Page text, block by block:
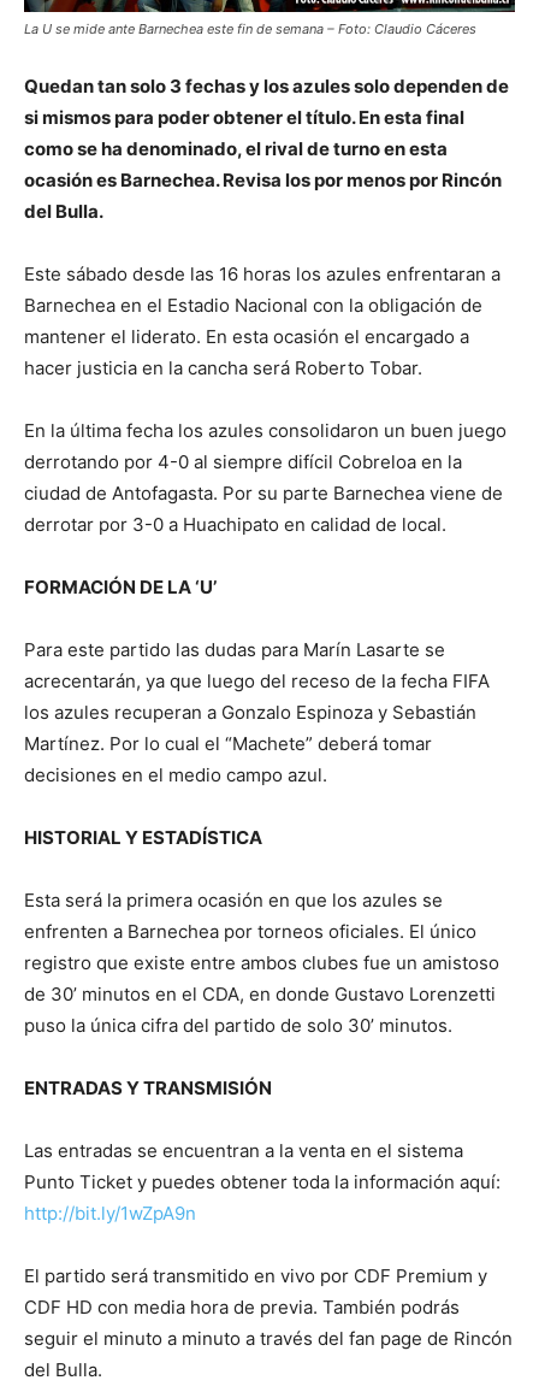
La U se mide ante Barnechea este fin de semana – Foto: Claudio Cáceres
Quedan tan solo 3 fechas y los azules solo dependen de
si mismos para poder obtener el título. En esta final
como se ha denominado, el rival de turno en esta
ocasión es Barnechea. Revisa los por menos por Rincón
del Bulla.
Este sábado desde las 16 horas los azules enfrentaran a
Barnechea en el Estadio Nacional con la obligación de
mantener el liderato. En esta ocasión el encargado a
hacer justicia en la cancha será Roberto Tobar.
En la última fecha los azules consolidaron un buen juego
derrotando por 4-0 al siempre difícil Cobreloa en la
ciudad de Antofagasta. Por su parte Barnechea viene de
derrotar por 3-0 a Huachipato en calidad de local.
FORMACIÓN DE LA ‘U’
Para este partido las dudas para Marín Lasarte se
acrecentarán, ya que luego del receso de la fecha FIFA
los azules recuperan a Gonzalo Espinoza y Sebastián
Martínez. Por lo cual el “Machete” deberá tomar
decisiones en el medio campo azul.
HISTORIAL Y ESTADÍSTICA
Esta será la primera ocasión en que los azules se
enfrenten a Barnechea por torneos oficiales. El único
registro que existe entre ambos clubes fue un amistoso
de 30’ minutos en el CDA, en donde Gustavo Lorenzetti
puso la única cifra del partido de solo 30’ minutos.
ENTRADAS Y TRANSMISIÓN
Las entradas se encuentran a la venta en el sistema
Punto Ticket y puedes obtener toda la información aquí:
http://bit.ly/1wZpA9n
El partido será transmitido en vivo por CDF Premium y
CDF HD con media hora de previa. También podrás
seguir el minuto a minuto a través del fan page de Rincón
del Bulla.